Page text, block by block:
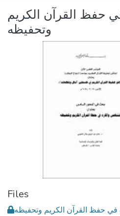
حفظ القرآن الكريم
وتحفيظه
Files